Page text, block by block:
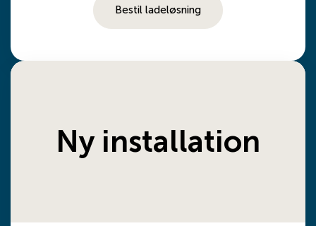
Bestil ladeløsning
Ny installation